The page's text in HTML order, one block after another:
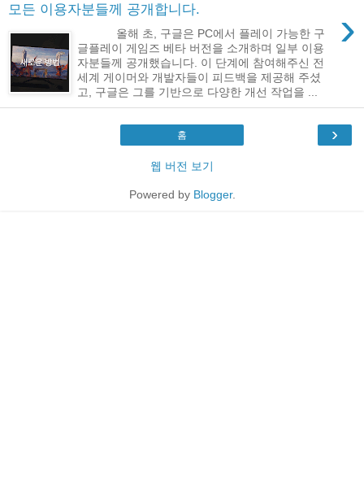
모든 이용자분들께 공개합니다.
›
올해 초, 구글은 PC에서 플레이 가능한 구
글플레이 게임즈 베타 버전을 소개하며 일부 이용
자분들께 공개했습니다. 이 단계에 참여해주신 전
세계 게이머와 개발자들이 피드백을 제공해 주셨
고, 구글은 그를 기반으로 다양한 개선 작업을 ...
›
홈
웹 버전 보기
Powered by Blogger.